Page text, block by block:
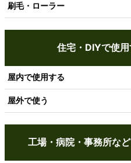
刷毛・ローラー
住宅・DIYで使
屋内で使用する
屋外で使う
工場・病院・事務所な